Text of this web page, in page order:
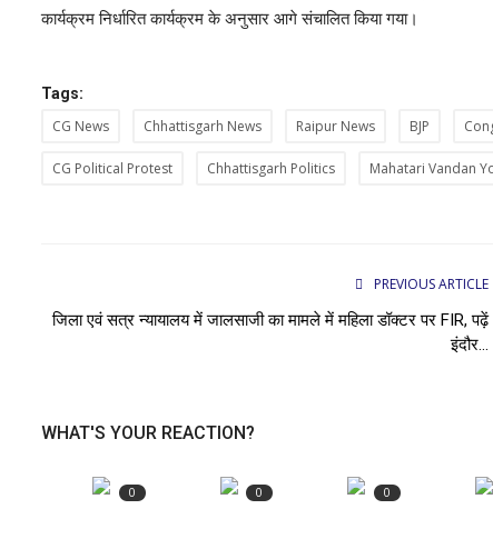
कार्यक्रम निर्धारित कार्यक्रम के अनुसार आगे संचालित किया गया।
Tags:
CG News Chhattisgarh News Raipur News BJP
CG Political Protest Chhattisgarh Politics Mahatari Vandan
PREVIOUS ARTICLE
जिला एवं सत्र न्यायालय में जालसाजी का मामले में महिला डॉक्टर पर FIR, पढ़ें
इंदौर...
WHAT'S YOUR REACTION?
0 0 0